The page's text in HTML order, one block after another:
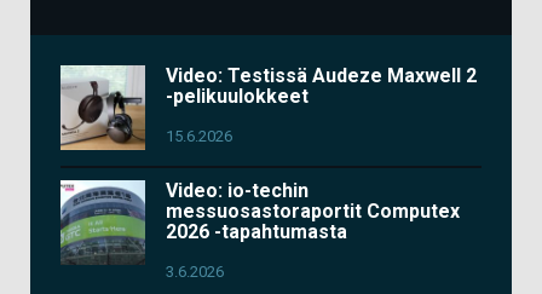
Video: Testissä Audeze Maxwell 2
-pelikuulokkeet
15.6.2026
Video: io-techin
messuosastoraportit Computex
2026 -tapahtumasta
3.6.2026